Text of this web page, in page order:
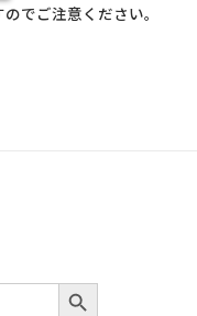
でご注意ください。
SEARCH BUTTON